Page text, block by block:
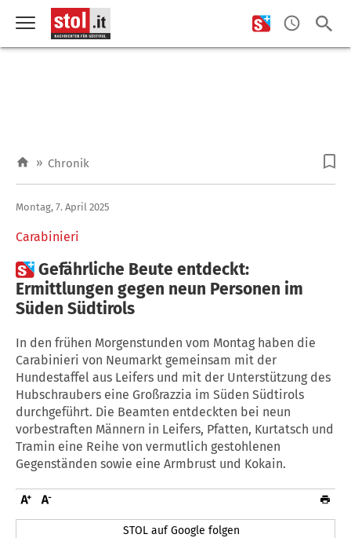
» Chronik
Carabinieri
Montag, 7. April 2025
Gefährliche Beute entdeckt:
Ermittlungen gegen neun Personen im
Süden Südtirols
In den frühen Morgenstunden vom Montag haben die
Carabinieri von Neumarkt gemeinsam mit der
Hundestaffel aus Leifers und mit der Unterstützung des
Hubschraubers eine Großrazzia im Süden Südtirols
durchgeführt. Die Beamten entdeckten bei neun
vorbestraften Männern in Leifers, Pfatten, Kurtatsch und
Tramin eine Reihe von vermutlich gestohlenen
Gegenständen sowie eine Armbrust und Kokain.
STOL auf Google folgen